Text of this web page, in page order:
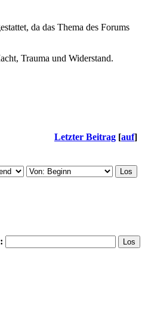
da das Thema des Forums
Trauma und Widerstand.
Letzter Beitrag [auf]